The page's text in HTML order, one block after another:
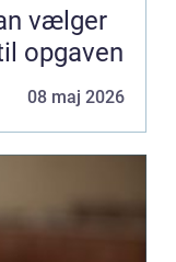
opgaven
08 maj 2026